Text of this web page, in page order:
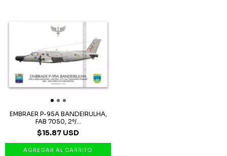
EMBRAER P-95A BANDEIRULHA,
FAB 7050, 2º/...
$15.87 USD